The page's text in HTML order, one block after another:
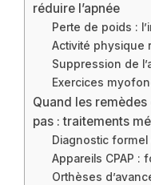
réduire l’apnée
Perte de poids :
Activité physique
Suppression de
Exercices
Quand les
pas : traitements
Diagnostic formel
Appareils CPAP :
Orthèses